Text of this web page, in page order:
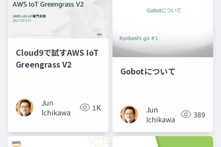
Cloud9で試すAWS IoT
Greengrass V2
Jun
Ichikawa
1K
Gobotについて
Jun
Ichikawa
389